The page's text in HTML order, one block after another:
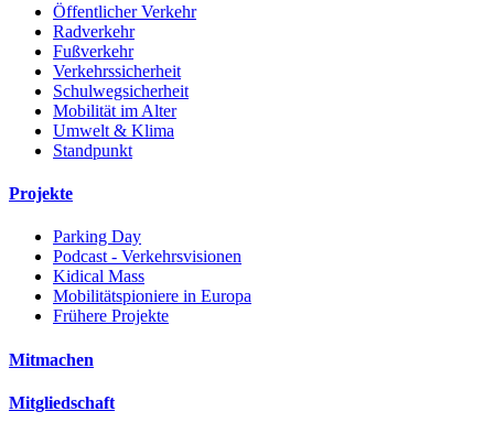
Öffentlicher Verkehr
Radverkehr
Fußverkehr
Verkehrssicherheit
Schulwegsicherheit
Mobilität im Alter
Umwelt & Klima
Standpunkt
Projekte
Parking Day
Podcast - Verkehrsvisionen
Kidical Mass
Mobilitätspioniere in Europa
Frühere Projekte
Mitmachen
Mitgliedschaft